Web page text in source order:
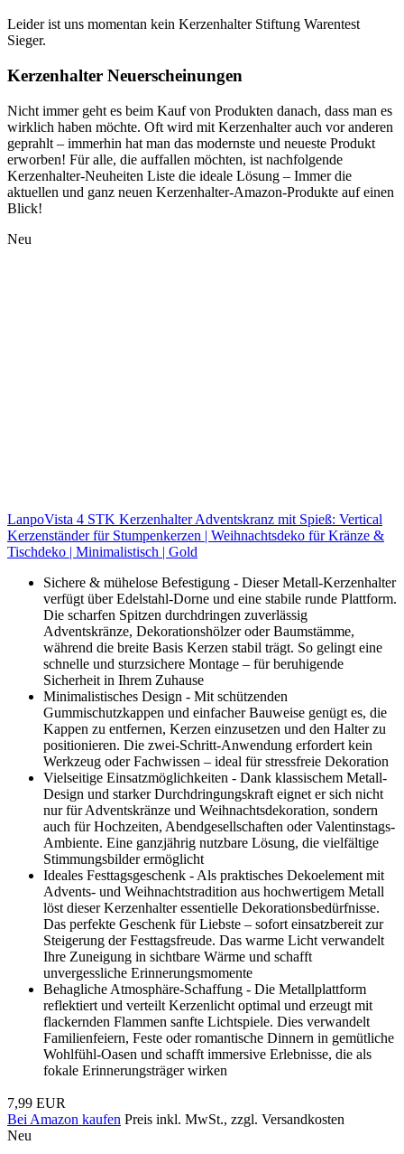
Leider ist uns momentan kein Kerzenhalter Stiftung Warentest
Sieger.
Kerzenhalter Neuerscheinungen
Nicht immer geht es beim Kauf von Produkten danach, dass man es
wirklich haben möchte. Oft wird mit Kerzenhalter auch vor anderen
geprahlt – immerhin hat man das modernste und neueste Produkt
erworben! Für alle, die auffallen möchten, ist nachfolgende
Kerzenhalter-Neuheiten Liste die ideale Lösung – Immer die
aktuellen und ganz neuen Kerzenhalter-Amazon-Produkte auf einen
Blick!
Neu
LanpoVista 4 STK Kerzenhalter Adventskranz mit Spieß: Vertical
Kerzenständer für Stumpenkerzen | Weihnachtsdeko für Kränze &
Tischdeko | Minimalistisch | Gold
Sichere & mühelose Befestigung - Dieser Metall-Kerzenhalter
verfügt über Edelstahl-Dorne und eine stabile runde Plattform.
Die scharfen Spitzen durchdringen zuverlässig
Adventskränze, Dekorationshölzer oder Baumstämme,
während die breite Basis Kerzen stabil trägt. So gelingt eine
schnelle und sturzsichere Montage – für beruhigende
Sicherheit in Ihrem Zuhause
Minimalistisches Design - Mit schützenden
Gummischutzkappen und einfacher Bauweise genügt es, die
Kappen zu entfernen, Kerzen einzusetzen und den Halter zu
positionieren. Die zwei-Schritt-Anwendung erfordert kein
Werkzeug oder Fachwissen – ideal für stressfreie Dekoration
Vielseitige Einsatzmöglichkeiten - Dank klassischem Metall-
Design und starker Durchdringungskraft eignet er sich nicht
nur für Adventskränze und Weihnachtsdekoration, sondern
auch für Hochzeiten, Abendgesellschaften oder Valentinstags-
Ambiente. Eine ganzjährig nutzbare Lösung, die vielfältige
Stimmungsbilder ermöglicht
Ideales Festtagsgeschenk - Als praktisches Dekoelement mit
Advents- und Weihnachtstradition aus hochwertigem Metall
löst dieser Kerzenhalter essentielle Dekorationsbedürfnisse.
Das perfekte Geschenk für Liebste – sofort einsatzbereit zur
Steigerung der Festtagsfreude. Das warme Licht verwandelt
Ihre Zuneigung in sichtbare Wärme und schafft
unvergessliche Erinnerungsmomente
Behagliche Atmosphäre-Schaffung - Die Metallplattform
reflektiert und verteilt Kerzenlicht optimal und erzeugt mit
flackernden Flammen sanfte Lichtspiele. Dies verwandelt
Familienfeiern, Feste oder romantische Dinnern in gemütliche
Wohlfühl-Oasen und schafft immersive Erlebnisse, die als
fokale Erinnerungsträger wirken
7,99 EUR
Bei Amazon kaufen Preis inkl. MwSt., zzgl. Versandkosten
Neu